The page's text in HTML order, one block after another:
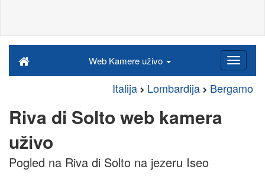
Web Kamere uživo
Italija Lombardija Bergamo
Riva di Solto web kamera
uživo
Pogled na Riva di Solto na jezeru Iseo